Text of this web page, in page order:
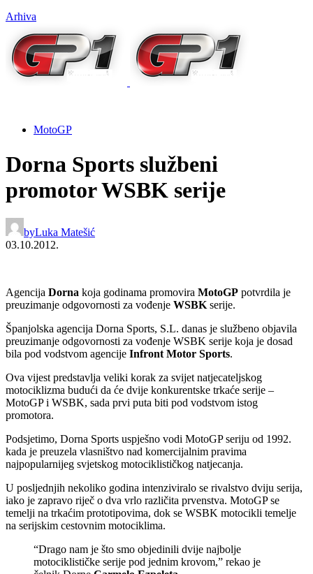
Arhiva
MotoGP
Dorna Sports službeni
promotor WSBK serije
byLuka Matešić
03.10.2012.
Agencija Dorna koja godinama promovira MotoGP potvrdila je
preuzimanje odgovornosti za vođenje WSBK serije.
Španjolska agencija Dorna Sports, S.L. danas je službeno objavila
preuzimanje odgovornosti za vođenje WSBK serije koja je dosad
bila pod vodstvom agencije Infront Motor Sports.
Ova vijest predstavlja veliki korak za svijet natjecateljskog
motociklizma budući da će dvije konkurentske trkaće serije –
MotoGP i WSBK, sada prvi puta biti pod vodstvom istog
promotora.
Podsjetimo, Dorna Sports uspješno vodi MotoGP seriju od 1992.
kada je preuzela vlasništvo nad komercijalnim pravima
najpopularnijeg svjetskog motociklističkog natjecanja.
U posljednjih nekoliko godina intenziviralo se rivalstvo dviju serija,
iako je zapravo riječ o dva vrlo različita prvenstva. MotoGP se
temelji na trkaćim prototipovima, dok se WSBK motocikli temelje
na serijskim cestovnim motociklima.
“Drago nam je što smo objedinili dvije najbolje
motociklističke serije pod jednim krovom,” rekao je